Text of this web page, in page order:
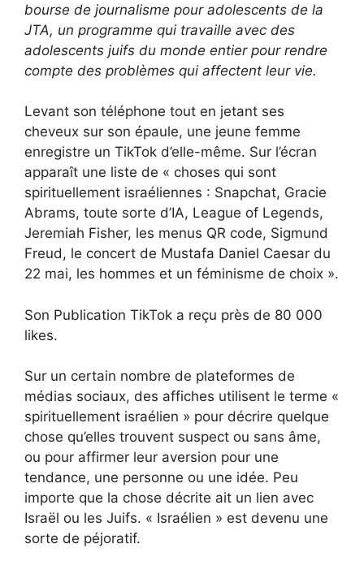
bourse de journalisme pour adolescents de la
JTA, un programme qui travaille avec des
adolescents juifs du monde entier pour rendre
compte des problèmes qui affectent leur vie.
Levant son téléphone tout en jetant ses
cheveux sur son épaule, une jeune femme
enregistre un TikTok d’elle-même. Sur l’écran
apparaît une liste de « choses qui sont
spirituellement israéliennes : Snapchat, Gracie
Abrams, toute sorte d’IA, League of Legends,
Jeremiah Fisher, les menus QR code, Sigmund
Freud, le concert de Mustafa Daniel Caesar du
22 mai, les hommes et un féminisme de choix ».
Son Publication TikTok a reçu près de 80 000
likes.
Sur un certain nombre de plateformes de
médias sociaux, des affiches utilisent le terme «
spirituellement israélien » pour décrire quelque
chose qu’elles trouvent suspect ou sans âme,
ou pour affirmer leur aversion pour une
tendance, une personne ou une idée. Peu
importe que la chose décrite ait un lien avec
Israël ou les Juifs. « Israélien » est devenu une
sorte de péjoratif.